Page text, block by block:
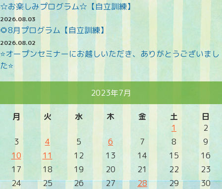
☆お楽しみプログラム☆【自立訓練】
2026.08.03
🌻8月プログラム【自立訓練】
2026.08.02
⭐オープンセミナーにお越しいただき、ありがとうございまし
た⭐
2023年7月
月 火 水 木 金 土 日
1
2
3
4 5 6 7 8
9
10
11 12 13 14 15
16
17
18 19 20 21 22
23
24
25 26 27 28 29
30